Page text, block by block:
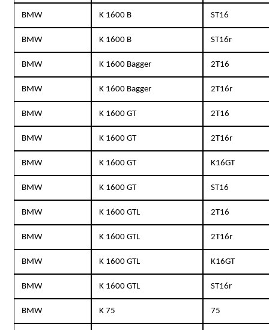
BMW K 1600 B ST16
BMW K 1600 B ST16r
BMW K 1600 Bagger 2T16
BMW K 1600 Bagger 2T16r
BMW K 1600 GT 2T16
BMW K 1600 GT 2T16r
BMW K 1600 GT K16GT
BMW K 1600 GT ST16
BMW K 1600 GTL 2T16
BMW K 1600 GTL 2T16r
BMW K 1600 GTL K16GT
BMW K 1600 GTL ST16r
BMW K 75 75